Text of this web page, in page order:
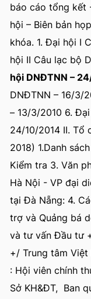
báo cáo tổng kết
hội – Biên bản
khóa. 1. Đại hội I
hội II Câu lạc bộ
hội DNĐTNN –
DNĐTNN – 16/3/
– 13/3/2010 6.
24/10/2014 II. Tổ
2018) 1.Danh
Kiểm tra 3. Văn
Hà Nội - VP đại
tại Đà Nẵng: 4.
trợ và Quảng bá
và tư vấn Đầu tư
+/ Trung tâm Việt
: Hội viên chính
Sở KH&ĐT, Ban